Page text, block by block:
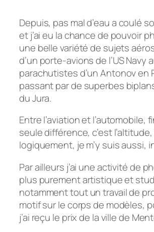
Depuis, pas mal d’eau a coulé
et j’ai eu la chance de pouvoir
une belle variété de sujets
d’un porte-avions de l’US Navy
parachutistes d’un Antonov en
passant par de superbes
du Jura.
Entre l’aviation et l’automobile,
seule différence, c’est
logiquement, je m’y suis aussi,
Par ailleurs j’ai une activité de
plus purement artistique et
notamment tout un travail de
motif sur le corps de modèles,
j’ai reçu le prix de la ville de